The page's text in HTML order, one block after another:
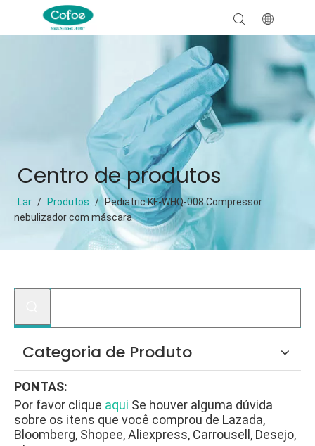
Centro de produtos
Lar / Produtos /
Pediatric KF-WHQ-008 Compressor
nebulizador com máscara
Categoria de Produto
PONTAS:
Por favor clique aqui Se houver alguma dúvida
sobre os itens que você comprou de Lazada,
Bloomberg, Shopee, Aliexpress, Carrousell, Desejo,